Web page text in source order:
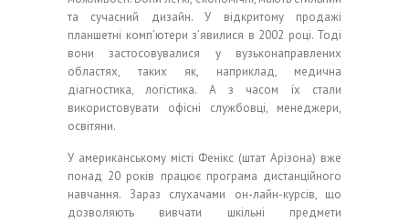
та сучасний дизайн. У відкритому продажі
планшетні комп’ютери з’явилися в 2002 році. Тоді
вони застосовувалися у вузьконаправлених
областях, таких як, наприклад, медична
діагностика, логістика. А з часом їх стали
використовувати офісні службовці, менеджери,
освітяни.
У американському місті Фенікс (штат Арізона) вже
понад 20 років працює програма дистанційного
навчання. Зараз слухачами он-лайн-курсів, що
дозволяють вивчати шкільні предмети